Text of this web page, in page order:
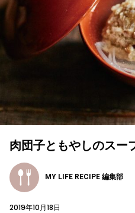
肉団子ともやしのスー
MY LIFE RECIPE 編集部
2019年10月18日